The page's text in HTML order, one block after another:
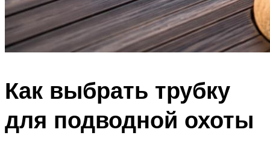
Как выбрать трубку
для подводной охоты